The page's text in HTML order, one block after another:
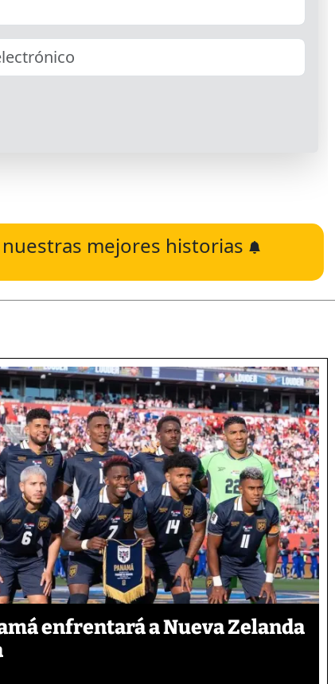
mejores historias
enfrentará a Nueva Zelanda